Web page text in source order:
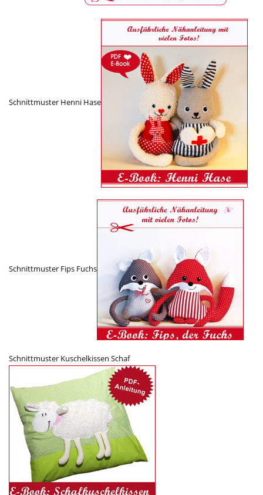
Schnittmuster Henni Hase
Schnittmuster Fips Fuchs
Schnittmuster Kuschelkissen Schaf